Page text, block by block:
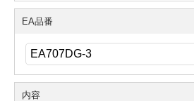
EA品番
内容